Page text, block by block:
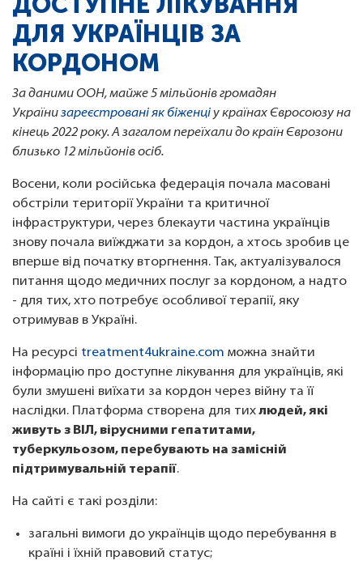
ДЛЯ УКРАЇНЦІВ ЗА
КОРДОНОМ
За даними ООН, майже 5 мільйонів громадян
Українизареєстровані як біженціу країнах Євросоюзу на
кінець 2022 року. А загалом переїхали до країн Єврозони
близько 12 мільйонів осіб.
Восени, коли російська федерація почала масовані
обстріли території України та критичної
інфраструктури, через блекаути частина українців
знову почала виїжджати за кордон, а хтось зробив це
вперше від початку вторгнення. Так, актуалізувалося
питання щодо медичних послуг за кордоном, а надто
- для тих, хто потребує особливої терапії, яку
отримував в Україні.
На ресурсі treatment4ukraine.com можна знайти
інформацію про доступне лікування для українців, які
були змушені виїхати за кордон через війну та її
наслідки. Платформа створена для тихлюдей, які
живуть з ВІЛ, вірусними гепатитами,
туберкульозом, перебувають на замісній
підтримувальній терапії.
На сайті є такі розділи:
загальні вимоги до українців щодо перебування в
країні і їхній правовий статус;